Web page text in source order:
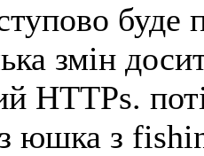
буде
змін
HTTPs.
юшка з